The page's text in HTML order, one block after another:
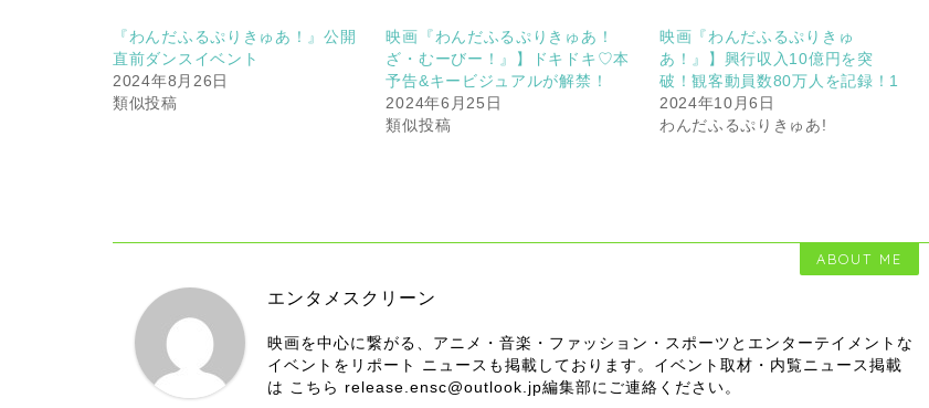
『わんだふるぷりきゅあ！』公開
直前ダンスイベント
2024年8月26日
類似投稿
映画『わんだふるぷりきゅあ！
ざ・むーびー！』】ドキドキ♡本
予告&キービジュアルが解禁！
2024年6月25日
類似投稿
映画『わんだふるぷりきゅ
あ！』】興行収入10億円を突
破！観客動員数80万人を記録！1
2024年10月6日
わんだふるぷりきゅあ!
ABOUT ME
エンタメスクリーン
映画を中心に繋がる、アニメ・音楽・ファッション・スポーツとエンターテイメントな
イベントをリポート ニュースも掲載しております。イベント取材・内覧ニュース掲載
は こちら release.ensc@outlook.jp編集部にご連絡ください。